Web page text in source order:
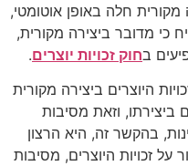
מקורית חלה באופן אוטומטי,
כי מדובר ביצירה מקורית,
בחוק זכויות יוצרים.
היוצרים ביצירה מקורית
ביצירתו, וזאת מסיבות
בהקשר זה, היא הרצון
על זכויות היוצרים, מסיבות